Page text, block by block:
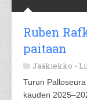
Ruben
paitaan
Jääkiekko -
Turun
kauden